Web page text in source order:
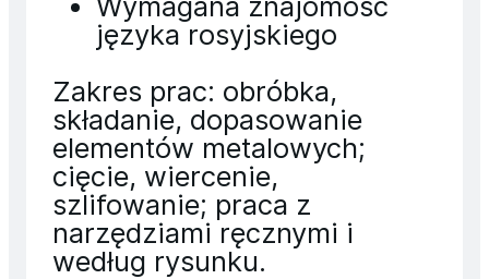
języka rosyjskiego
Zakres prac: obróbka,
składanie, dopasowanie
elementów metalowych;
cięcie, wiercenie,
szlifowanie; praca z
narzędziami ręcznymi i
według rysunku.